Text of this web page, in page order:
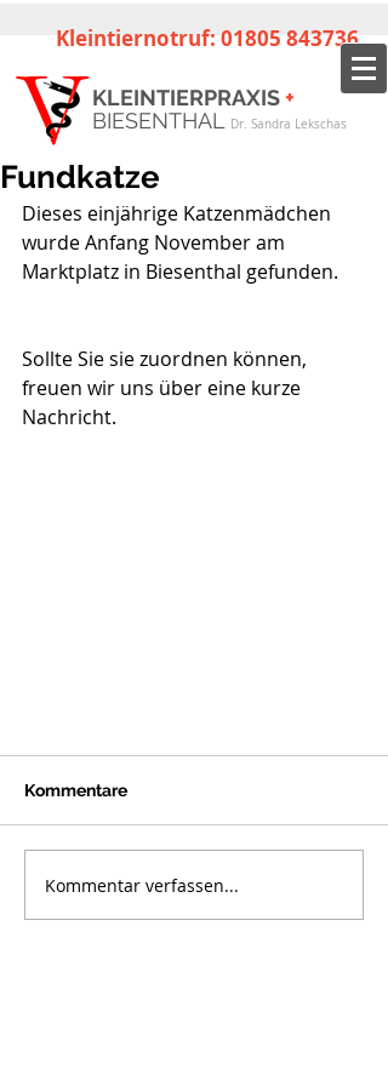
Kleintiernotruf: 01805 843736
KLEINTIERPRAXIS +
BIESENTHAL Dr. Sandra Lekschas
Fundkatze
Dieses einjährige Katzenmädchen
wurde Anfang November am
Marktplatz in Biesenthal gefunden.
Sollte Sie sie zuordnen können,
freuen wir uns über eine kurze
Nachricht.
Kommentare
Kommentar verfassen...